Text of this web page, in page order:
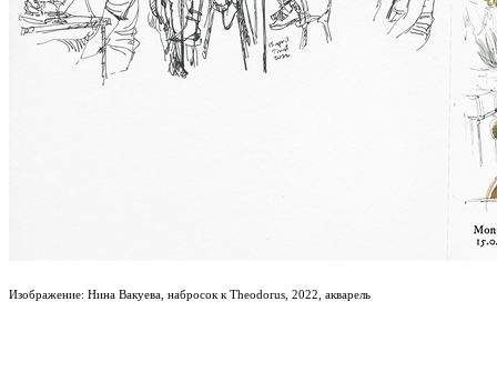
Изображение: Нина Вакуева, набросок к Theodorus, 2022, акварель